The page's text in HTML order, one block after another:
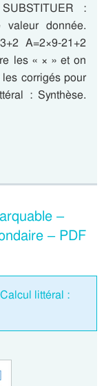
:
donnée.
A=2×9-21+2
les « × » et on
corrigés pour
: Synthèse.
–
– PDF
littéral :